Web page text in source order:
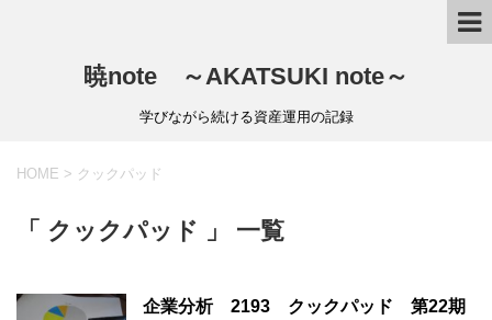
暁note ～AKATSUKI note～
学びながら続ける資産運用の記録
HOME > クックパッド
「 クックパッド 」 一覧
企業分析 2193 クックパッド 第22期